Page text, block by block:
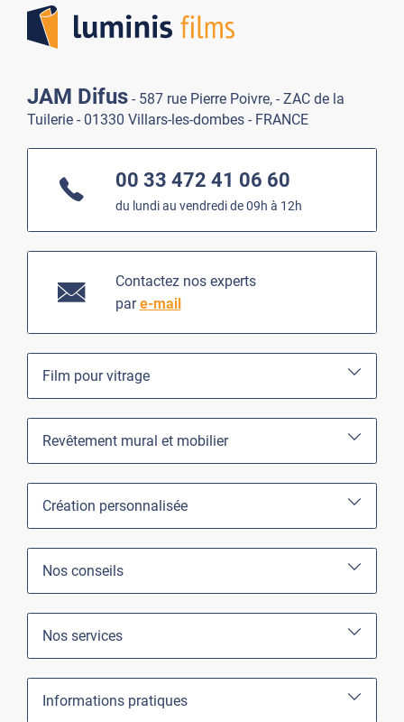
JAM Difus - 587 rue Pierre Poivre, - ZAC de la
Tuilerie - 01330 Villars-les-dombes - FRANCE
00 33 472 41 06 60
du lundi au vendredi de 09h à 12h
Contactez nos experts
pare-mail
Film pour vitrage
Revêtement mural et mobilier
Création personnalisée
Nos conseils
Nos services
Informations pratiques